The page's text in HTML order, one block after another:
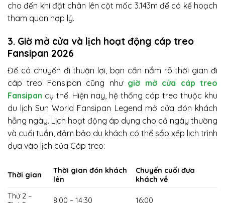
cho đến khi đặt chân lên cột mốc 3.143m để có kế hoạch
tham quan hợp lý.
3. Giờ mở cửa và lịch hoạt động cáp treo
Fansipan 2026
Để có chuyến đi thuận lợi, bạn cần nắm rõ thời gian đi
cáp treo Fansipan cũng như giờ mở cửa cáp treo
Fansipan cụ thể. Hiện nay, hệ thống cáp treo thuộc khu
du lịch Sun World Fansipan Legend mở cửa đón khách
hằng ngày. Lịch hoạt động áp dụng cho cả ngày thường
và cuối tuần, đảm bảo du khách có thể sắp xếp lịch trình
dựa vào lịch của Cáp treo:
Thời gian
Thời gian đón khách
lên
Chuyến cuối đưa
khách về
Thứ 2 –
8:00 – 14:30 16:00